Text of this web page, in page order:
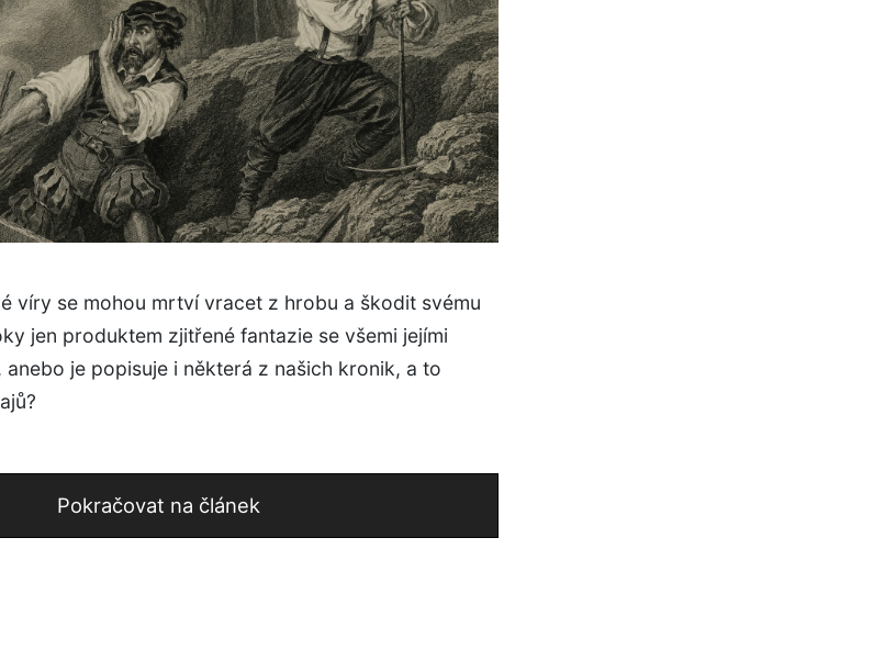
víry se mohou mrtví vracet z hrobu a škodit svému
jen produktem zjitřené fantazie se všemi jejími
je popisuje i některá z našich kronik, a to
Pokračovat na článek